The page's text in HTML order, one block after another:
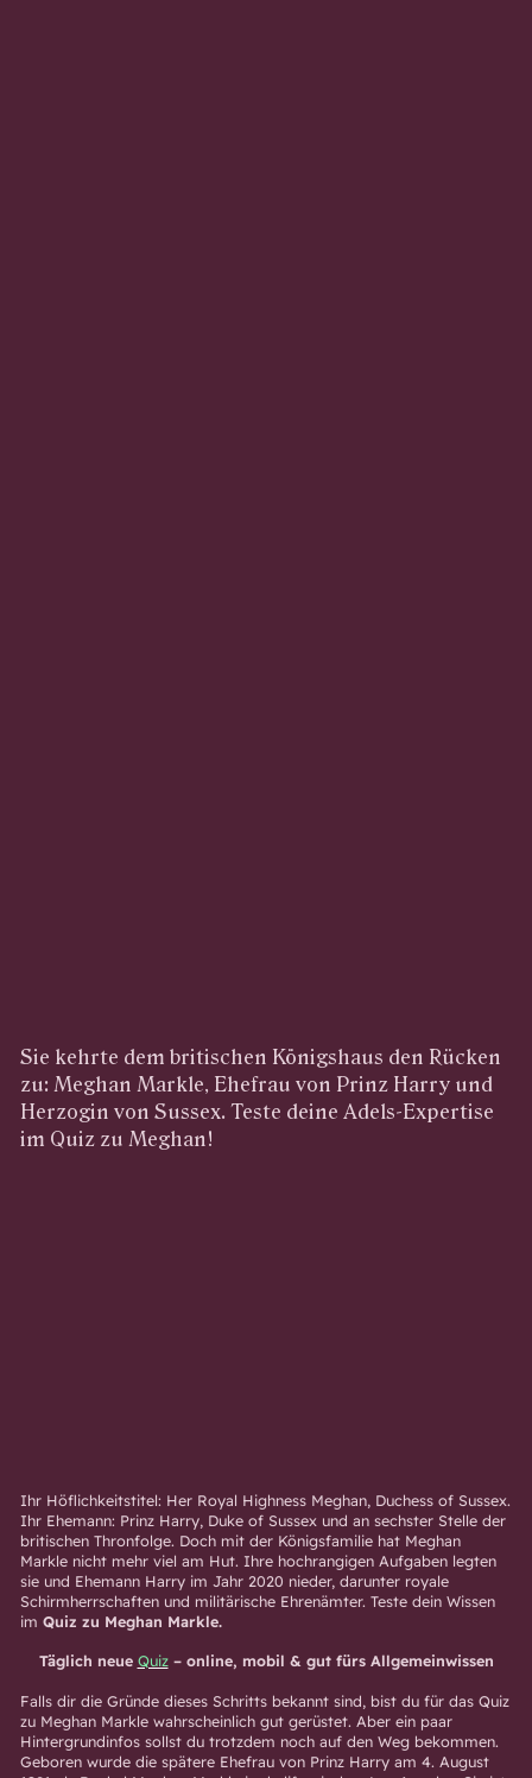
Sie kehrte dem britischen Königshaus den Rücken
zu: Meghan Markle, Ehefrau von Prinz Harry und
Herzogin von Sussex. Teste deine Adels-Expertise
im Quiz zu Meghan!
Ihr Höflichkeitstitel: Her Royal Highness Meghan, Duchess of Sussex.
Ihr Ehemann: Prinz Harry, Duke of Sussex und an sechster Stelle der
britischen Thronfolge. Doch mit der Königsfamilie hat Meghan
Markle nicht mehr viel am Hut. Ihre hochrangigen Aufgaben legten
sie und Ehemann Harry im Jahr 2020 nieder, darunter royale
Schirmherrschaften und militärische Ehrenämter. Teste dein Wissen
im Quiz zu Meghan Markle.
Täglich neue Quiz– online, mobil & gut fürs Allgemeinwissen
Falls dir die Gründe dieses Schritts bekannt sind, bist du für das Quiz
zu Meghan Markle wahrscheinlich gut gerüstet. Aber ein paar
Hintergrundinfos sollst du trotzdem noch auf den Weg bekommen.
Geboren wurde die spätere Ehefrau von Prinz Harry am 4. August